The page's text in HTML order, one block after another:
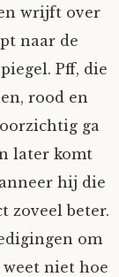
wrijft over
naar de
Pff, die
rood en
ga
later komt
hij die
zoveel beter.
om
niet hoe